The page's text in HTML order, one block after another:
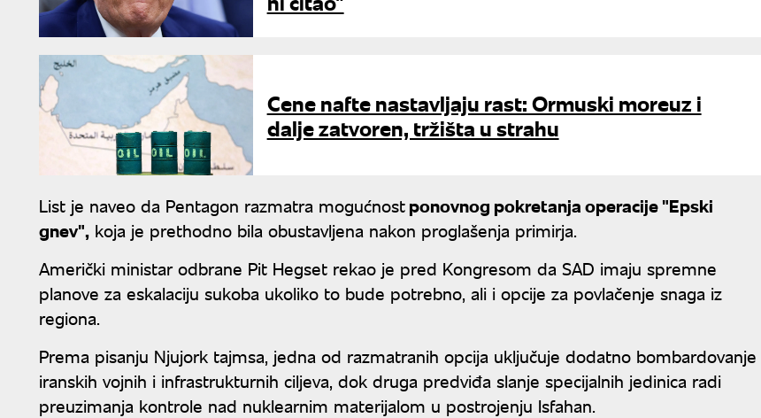
Cene nafte nastavljaju rast: Ormuski moreuz i
dalje zatvoren, tržišta u strahu
List je naveo da Pentagon razmatra mogućnostponovnog pokretanja operacije "Epski
gnev", koja je prethodno bila obustavljena nakon proglašenja primirja.
Američki ministar odbrane Pit Hegset rekao je pred Kongresom da SAD imaju spremne
planove za eskalaciju sukoba ukoliko to bude potrebno, ali i opcije za povlačenje snaga iz
regiona.
Prema pisanju Njujork tajmsa, jedna od razmatranih opcija uključuje dodatno bombardovanje
iranskih vojnih i infrastrukturnih ciljeva, dok druga predviđa slanje specijalnih jedinica radi
preuzimanja kontrole nad nuklearnim materijalom u postrojenju Isfahan.